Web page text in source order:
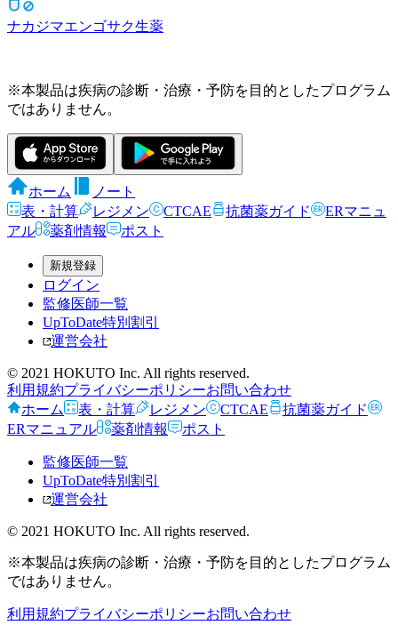
ナカジマエンゴサク生薬
※本製品は疾病の診断・治療・予防を目的としたプログラム
ではありません。
ホーム
ノート
表・計算
レジメン CTCAE 抗菌薬ガイド
ERマニュ
アル
薬剤情報 ポスト
新規登録
ログイン
監修医師一覧
UpToDate特別割引
運営会社
© 2021 HOKUTO Inc. All rights reserved.
利用規約プライバシーポリシーお問い合わせ
ホーム
表・計算 レジメン CTCAE
抗菌薬ガイド
ERマニュアル
薬剤情報 ポスト
監修医師一覧
UpToDate特別割引
運営会社
© 2021 HOKUTO Inc. All rights reserved.
※本製品は疾病の診断・治療・予防を目的としたプログラム
ではありません。
利用規約プライバシーポリシーお問い合わせ